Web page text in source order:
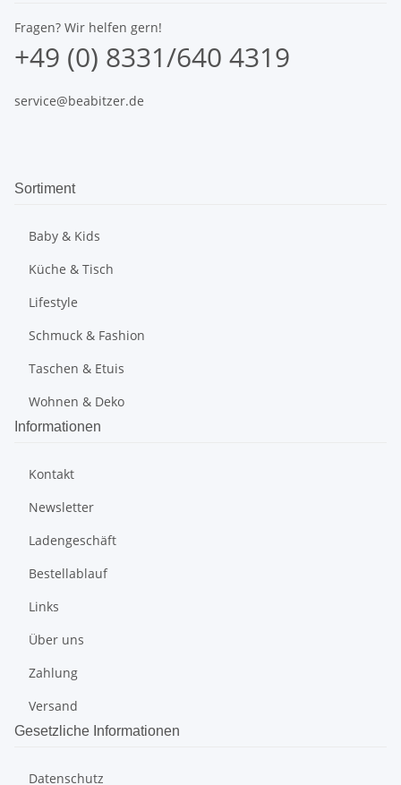
Fragen? Wir helfen gern!
+49 (0) 8331/640 4319
service@beabitzer.de
Sortiment
Baby & Kids
Küche & Tisch
Lifestyle
Schmuck & Fashion
Taschen & Etuis
Wohnen & Deko
Informationen
Kontakt
Newsletter
Ladengeschäft
Bestellablauf
Links
Über uns
Zahlung
Versand
Gesetzliche Informationen
Datenschutz